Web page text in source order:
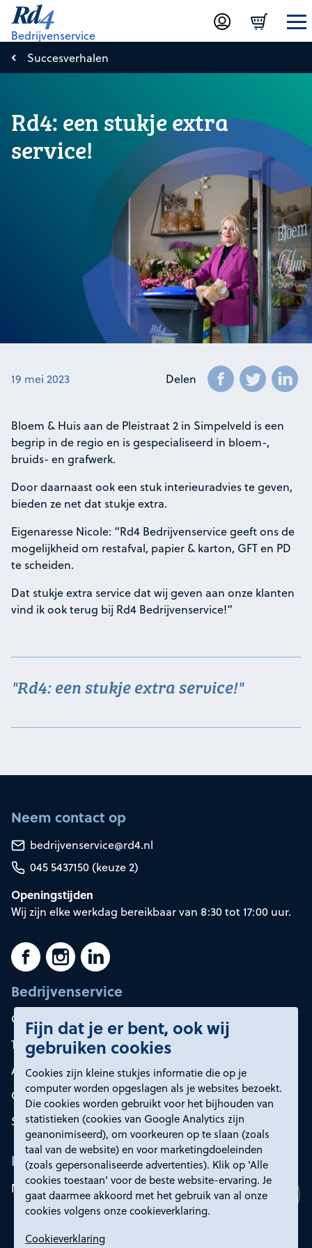
Fijn dat je er bent, ook wij
gebruiken cookies
Cookies zijn kleine stukjes informatie die op je
computer worden opgeslagen als je websites bezoekt.
Die cookies worden gebruikt voor het bijhouden van
statistieken (cookies van Google Analytics zijn
geanonimiseerd), om voorkeuren op te slaan (zoals
taal van de website) en voor marketingdoeleinden
(zoals gepersonaliseerde advertenties). Klik op 'Alle
cookies toestaan' voor de beste website-ervaring. Je
gaat daarmee akkoord met het gebruik van al onze
cookies volgens onze cookieverklaring.
Cookieverklaring
Bedrijvenservice
Succesverhalen
Rd4: een stukje extra
service!
19 mei 2023 Delen
Bloem & Huis aan de Pleistraat 2 in Simpelveld is een
begrip in de regio en is gespecialiseerd in bloem-,
bruids- en grafwerk.
Door daarnaast ook een stuk interieuradvies te geven,
bieden ze net dat stukje extra.
Eigenaresse Nicole: “Rd4 Bedrijvenservice geeft ons de
mogelijkheid om restafval, papier & karton, GFT en PD
te scheiden.
Dat stukje extra service dat wij geven aan onze klanten
vind ik ook terug bij Rd4 Bedrijvenservice!”
"Rd4: een stukje extra service!"
Neem contact op
bedrijvenservice@rd4.nl
045 5437150 (keuze 2)
Openingstijden
Wij zijn elke werkdag bereikbaar van 8:30 tot 17:00 uur.
Bedrijvenservice
Container huren
Tarieven
Afvalsoorten
Onze oplossingen
Service en contact
Rd4
Mijn Rd4